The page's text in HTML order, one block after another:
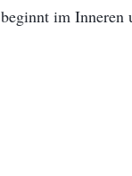
beginnt im Inneren